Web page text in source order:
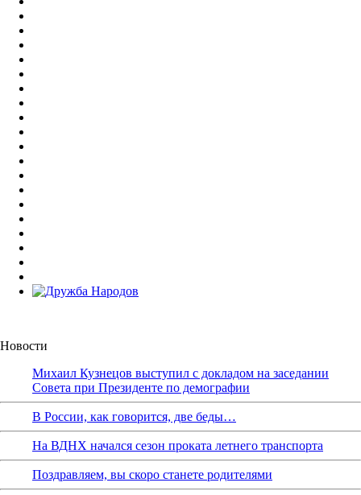
Новости
Михаил Кузнецов выступил с докладом на заседании
Совета при Президенте по демографии
В России, как говорится, две беды…
На ВДНХ начался сезон проката летнего транспорта
Поздравляем, вы скоро станете родителями